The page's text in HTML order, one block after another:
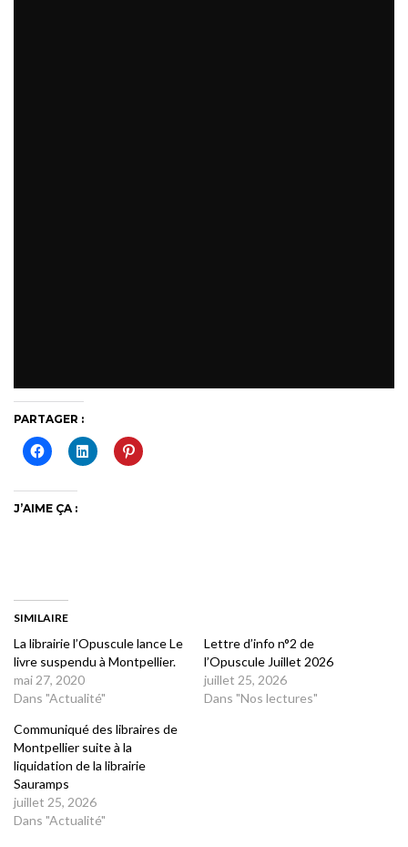
PARTAGER :
J’AIME ÇA :
SIMILAIRE
La librairie l’Opuscule lance Le
livre suspendu à Montpellier.
mai 27, 2020
Dans "Actualité"
Lettre d’info n°2 de
l’Opuscule Juillet 2026
juillet 25, 2026
Dans "Nos lectures"
Communiqué des libraires de
Montpellier suite à la
liquidation de la librairie
Sauramps
juillet 25, 2026
Dans "Actualité"